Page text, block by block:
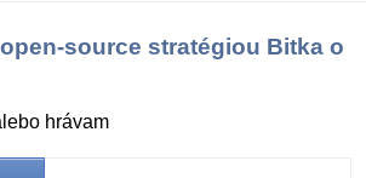
source stratégiou Bitka o
hrávam